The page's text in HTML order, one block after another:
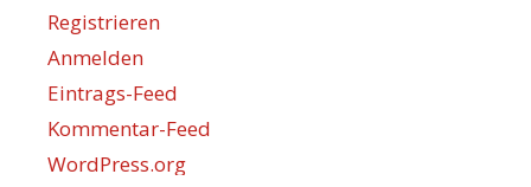
Registrieren
Anmelden
Eintrags-Feed
Kommentar-Feed
WordPress.org